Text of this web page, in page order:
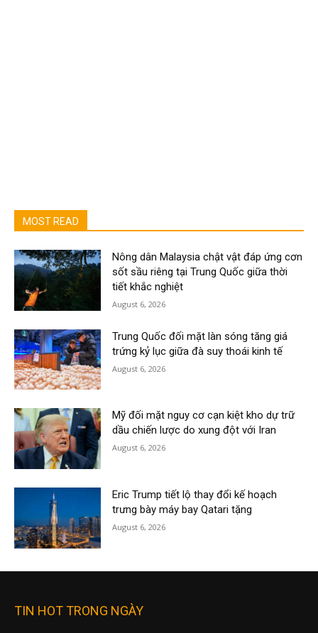
MOST READ
Nông dân Malaysia chật vật đáp ứng cơn
sốt sầu riêng tại Trung Quốc giữa thời
tiết khắc nghiệt
August 6, 2026
Trung Quốc đối mặt làn sóng tăng giá
trứng kỷ lục giữa đà suy thoái kinh tế
August 6, 2026
Mỹ đối mặt nguy cơ cạn kiệt kho dự trữ
dầu chiến lược do xung đột với Iran
August 6, 2026
Eric Trump tiết lộ thay đổi kế hoạch
trưng bày máy bay Qatari tặng
August 6, 2026
TIN HOT TRONG NGÀY